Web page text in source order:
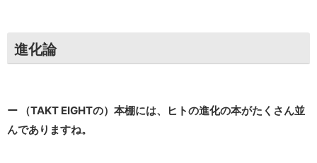
進化論
ー （TAKT EIGHTの）本棚には、ヒトの進化の本がたくさん並
んでありますね。